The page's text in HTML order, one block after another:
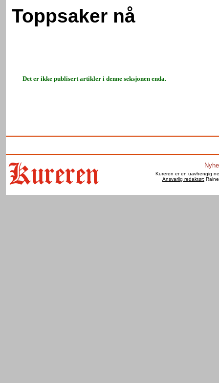
Toppsaker nå
Det er ikke publisert artikler i denne seksjonen enda.
Kureren er en uavhengig
Ansvarlig redaktør: